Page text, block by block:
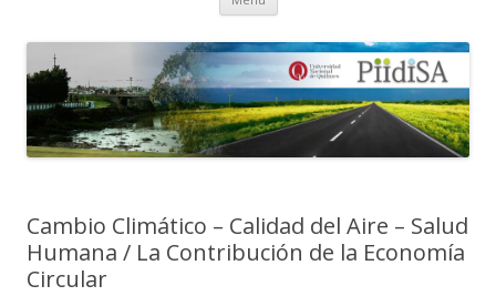
contenido
Cambio Climático – Calidad del Aire – Salud
Humana / La Contribución de la Economía
Circular